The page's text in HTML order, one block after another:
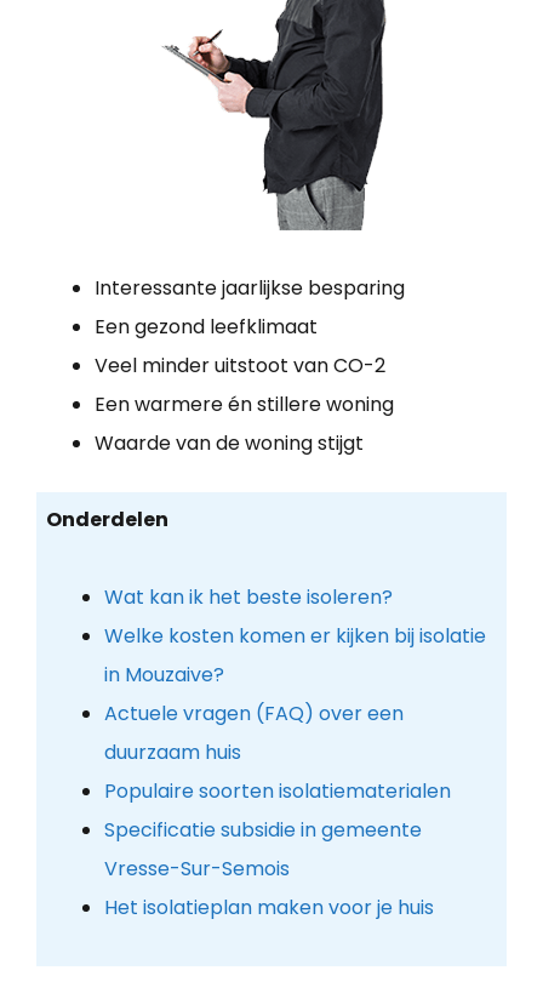
Interessante jaarlijkse besparing
Een gezond leefklimaat
Veel minder uitstoot van CO-2
Een warmere én stillere woning
Waarde van de woning stijgt
Onderdelen
Wat kan ik het beste isoleren?
Welke kosten komen er kijken bij isolatie
in Mouzaive?
Actuele vragen (FAQ) over een
duurzaam huis
Populaire soorten isolatiematerialen
Specificatie subsidie in gemeente
Vresse-Sur-Semois
Het isolatieplan maken voor je huis